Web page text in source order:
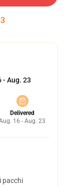
- Aug. 23
Delivered
16 - Aug. 23
pacchi